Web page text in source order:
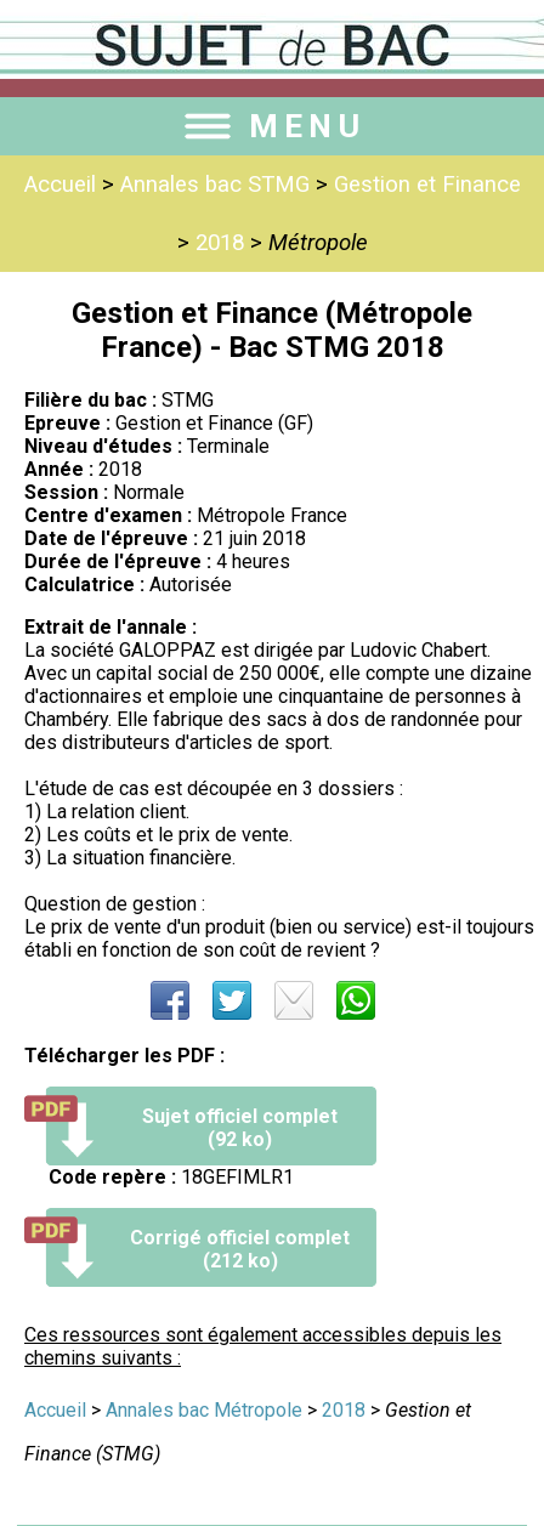
MENU
Accueil > Annales bac STMG > Gestion et Finance
> 2018> Métropole
Gestion et Finance (Métropole
France) - Bac STMG 2018
Filière du bac : STMG
Epreuve : Gestion et Finance (GF)
Niveau d'études : Terminale
Année : 2018
Session : Normale
Centre d'examen : Métropole France
Date de l'épreuve : 21 juin 2018
Durée de l'épreuve : 4 heures
Calculatrice : Autorisée
Extrait de l'annale :
La société GALOPPAZ est dirigée par Ludovic Chabert.
Avec un capital social de 250 000€, elle compte une dizaine
d'actionnaires et emploie une cinquantaine de personnes à
Chambéry. Elle fabrique des sacs à dos de randonnée pour
des distributeurs d'articles de sport.
L'étude de cas est découpée en 3 dossiers :
1) La relation client.
2) Les coûts et le prix de vente.
3) La situation financière.
Question de gestion :
Le prix de vente d'un produit (bien ou service) est-il toujours
établi en fonction de son coût de revient ?
Télécharger les PDF :
Sujet officiel complet
(92 ko)
Code repère : 18GEFIMLR1
Corrigé officiel complet
(212 ko)
Ces ressources sont également accessibles depuis les
chemins suivants :
Accueil > Annales bac Métropole > 2018 > Gestion et
Finance (STMG)